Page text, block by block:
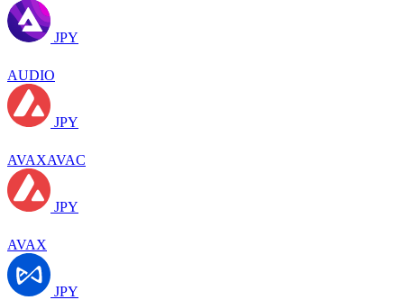
JPY
AUDIO
JPY
AVAXAVAC
JPY
AVAX
JPY